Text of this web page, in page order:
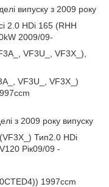
випуску з 2009 року
2.0 HDi 165 (RHH
2009/09-
VF3U_, VF3X_),
VF3U_, VF3X_)
з 2009 року випуску
Тип2.0 HDi
Рік09/09 -
1997ccm